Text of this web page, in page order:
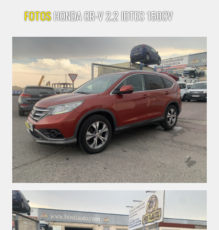
FOTOSHONDA CR-V 2.2 IDTEC 150CV